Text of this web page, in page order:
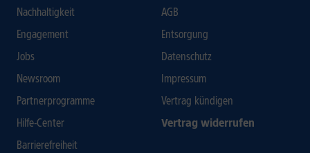
Nachhaltigkeit
Engagement
Jobs
Newsroom
Partnerprogramme
Hilfe-Center
Barrierefreiheit
AGB
Entsorgung
Datenschutz
Impressum
Vertrag kündigen
Vertrag widerrufen